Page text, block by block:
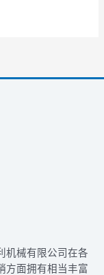
机械有限公司在各
方面拥有相当丰富